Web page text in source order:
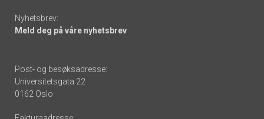
Nyhetsbrev:
Meld deg på våre nyhetsbrev
Post- og besøksadresse:
Universitetsgata 22
0162 Oslo